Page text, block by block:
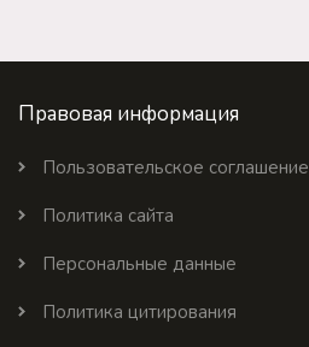
Правовая информация
Пользовательское соглашение
Политика сайта
Персональные данные
Политика цитирования